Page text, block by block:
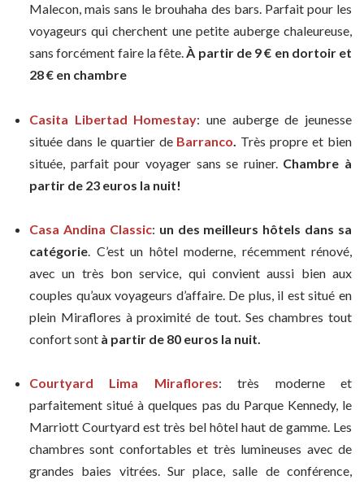
Malecon, mais sans le brouhaha des bars. Parfait pour les
voyageurs qui cherchent une petite auberge chaleureuse,
sans forcément faire la fête.À partir de 9 € en dortoir et
28€ en chambre
Casita Libertad Homestay: une auberge de jeunesse
située dans le quartier de Barranco Très propre et bien
située, parfait pour voyager sans se ruiner. Chambre à
partir de 23 euros la nuit!
Casa Andina Classic: un des meilleurs hôtels dans sa
catégorie. C’est un hôtel moderne, récemment rénové,
avec un très bon service, qui convient aussi bien aux
couples qu’aux voyageurs d’affaire. De plus, il est situé en
plein Miraflores à proximité de tout. Ses chambres tout
confort sont à partir de 80 euros la nuit.
Courtyard Lima Miraflores: très moderne et
parfaitement situé à quelques pas du Parque Kennedy, le
Marriott Courtyard est très bel hôtel haut de gamme. Les
chambres sont confortables et très lumineuses avec de
grandes baies vitrées. Sur place, salle de conférence,